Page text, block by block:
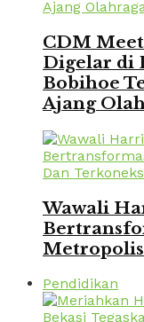
CDM
Digelar di
Bobihoe
Ajang
Wawali
Pendidikan